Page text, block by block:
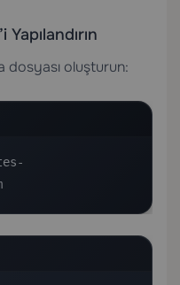
dosyası oluşturun: